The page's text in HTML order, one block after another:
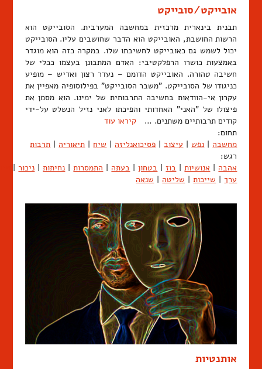
אובייקט/סובייקט
תבנית בינארית מרכזית במחשבה המערבית. הסובייקט הוא
הרשות החושבת, האובייקט הוא הדבר שחושבים עליו. הסובייקט
יכול לשמש גם כאובייקט לחשיבתו שלו. במקרה כזה הוא מוגדר
באמצעות כושרו הרפלקטיבי: האדם המתבונן בעצמו ככלי של
חשיבה טהורה. האובייקט הדומם – נעדר רצון ואדיש – מופיע
כניגודו של הסובייקט. "משבר הסובייקט" בפילוסופיה מאפיין את
עקרון אי-הוודאות בחשיבה התרבותית של ימינו. הוא מסמן את
פיצולו של "האני" האחדותי והפיכתו לאני נזיל הנשלט על-ידי
קודים תרבותיים משתנים. … קיראו עוד
תחום:
מחשבה
נפש עיצוב פסיכואנליזה שיח תיאוריה
תרבות
רגש:
אהבה
אנושיות בוז בטחון בעתה התמסרות נחיתות ניכור
ערך
שייכות שליטה שנאה
אותנטיות